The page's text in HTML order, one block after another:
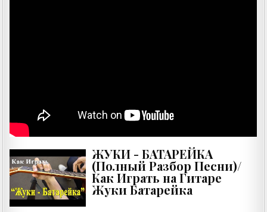
ЖУКИ - БАТАРЕЙКА
(Полный Разбор Песни)/
Как Играть на Гитаре
Жуки Батарейка